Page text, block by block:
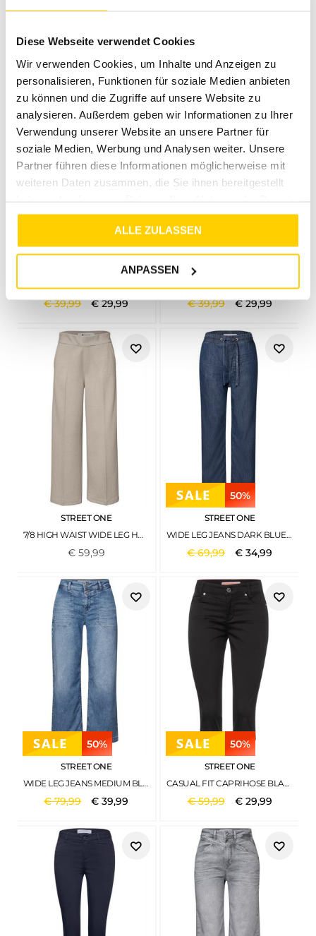
Diese Webseite verwendet Cookies
Wir verwenden Cookies, um Inhalte und Anzeigen zu
personalisieren, Funktionen für soziale Medien anbieten
zu können und die Zugriffe auf unsere Website zu
analysieren. Außerdem geben wir Informationen zu Ihrer
Verwendung unserer Website an unsere Partner für
soziale Medien, Werbung und Analysen weiter. Unsere
Partner führen diese Informationen möglicherweise mit
weiteren Daten zusammen, die Sie ihnen bereitgestellt
gesammelt haben.
ALLE ZULASSEN
ANPASSEN
7/8 HIGH WAIST WIDE LEG HOSE IM LOOSE FIT DEEP EARTH
25%
7/8 HIGH WAIST WIDE LEG HOSE IM LOOSE FIT BLACK
€39,99 €29,99
25%
7/8 HIGH WAIST WIDE LEG HOSE IM LOOSE FIT COBBLE STONE
€39,99 €29,99
STREET ONE
7/8 HIGH WAIST WIDE LEG HOSE IM CASUAL FIT COBBLE STONE
€ 59,99
50%
STREET ONE
WIDE LEG JEANS DARK BLUE CLEAN
€69,99 €34,99
50%
STREET ONE
WIDE LEG JEANS MEDIUM BLUE RANDOM
€79,99 €39,99
50%
STREET ONE
CASUAL FIT CAPRIHOSE BLACK
€59,99 € 29,99